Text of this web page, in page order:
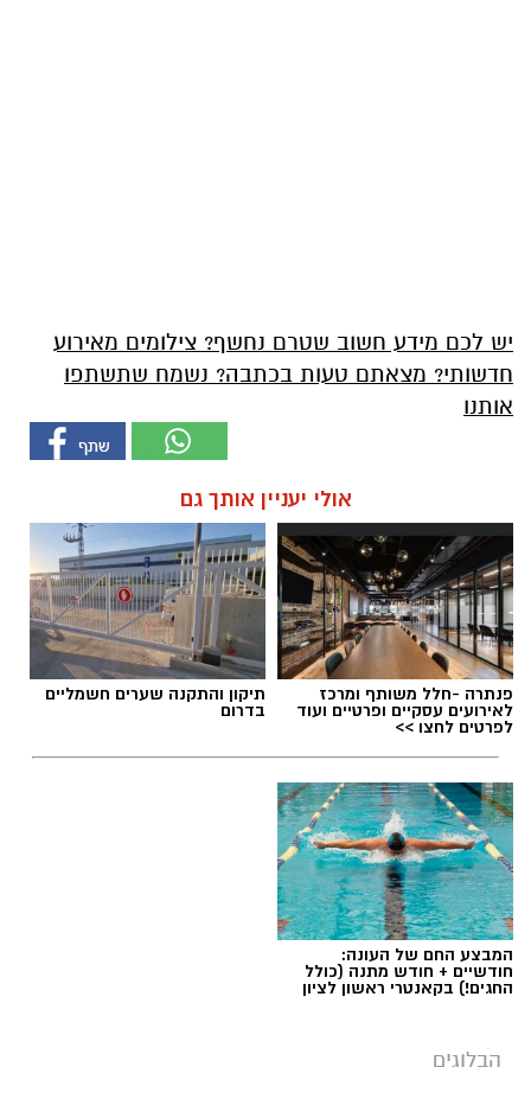
יש לכם מידע חשוב שטרם נחשף? צילומים מאירוע
חדשותי? מצאתם טעות בכתבה? נשמח שתשתפו
אותנו
אולי יעניין אותך גם
פנתרה -חלל משותף ומרכז
לאירועים עסקיים ופרטיים ועוד
לפרטים לחצו >>
תיקון והתקנה שערים חשמליים
בדרום
המבצע החם של העונה:
חודשיים + חודש מתנה (כולל
החגים!) בקאנטרי ראשון לציון
הבלוגים